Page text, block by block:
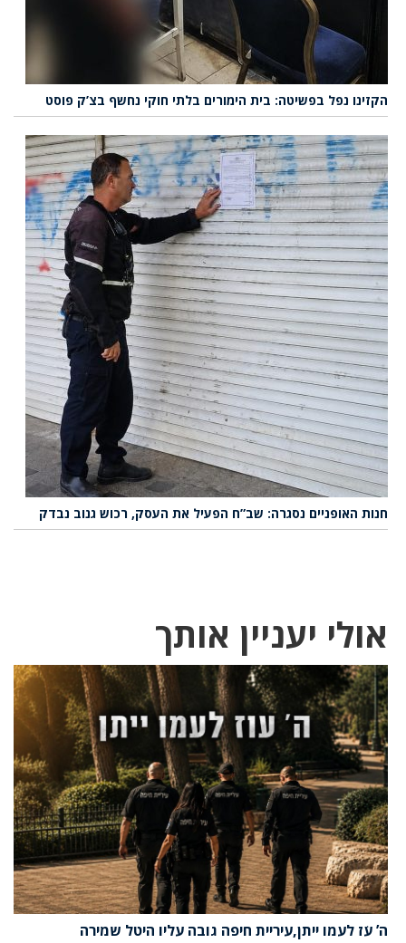
הקזינו נפל בפשיטה: בית הימורים בלתי חוקי נחשף בצ’ק פוסט
חנות האופניים נסגרה: שב”ח הפעיל את העסק, רכוש גנוב נבדק
אולי יעניין אותך
ה’ עֹז לעמו ייתן,עיריית חיפה גובה עליו היטל שמירה